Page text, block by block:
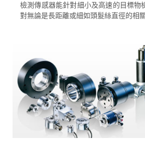
檢測傳感器能針對細小及高速的目標物
對無論是長距離或細如頭髮絲直徑的相